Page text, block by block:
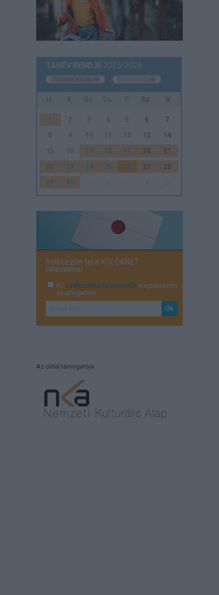
TANÉV RENDJE 2025/2026
H. K. Sz. Cs. P. Sz. V.
1 2 3 4 5 6
7
8
9 10 11 12 13
14
15
16 17 18 19 20
21
22
23 24 25 26 27
28
29
30
Iratkozzon fel a KÖLÖKNET
hírlevelére!
Az adatkezelési tájékoztatót megismertem
és elfogadom
Az oldal támogatója: